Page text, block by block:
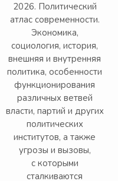
2026. Политический
атлас современности.
Экономика,
социология, история,
внешняя и внутренняя
политика, особенности
функционирования
различных ветвей
власти, партий и других
политических
институтов, а также
угрозы и вызовы,
с которыми
сталкиваются